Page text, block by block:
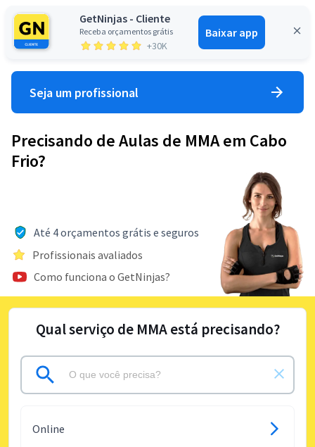
GetNinjas - Cliente
Receba orçamentos grátis
+30K
Baixar app
Entrar
Seja um profissional
Precisando de Aulas de MMA em Cabo
Frio?
Até 4 orçamentos grátis e seguros
Profissionais avaliados
Como funciona o GetNinjas?
Qual serviço de MMA está precisando?
Online